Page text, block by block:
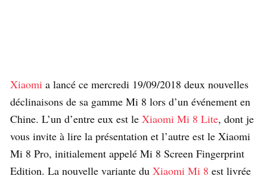
Xiaomi a lancé ce mercredi 19/09/2018 deux nouvelles
déclinaisons de sa gamme Mi 8 lors d’un événement en
Chine. L’un d’entre eux est le Xiaomi Mi 8 Lite, dont je
vous invite à lire la présentation et l’autre est le Xiaomi
Mi 8 Pro, initialement appelé Mi 8 Screen Fingerprint
Edition. La nouvelle variante du Xiaomi Mi 8 est livrée